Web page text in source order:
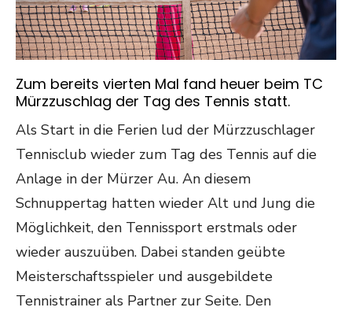
Zum bereits vierten Mal fand heuer beim TC
Mürzzuschlag der Tag des Tennis statt.
Als Start in die Ferien lud der Mürzzuschlager
Tennisclub wieder zum Tag des Tennis auf die
Anlage in der Mürzer Au. An diesem
Schnuppertag hatten wieder Alt und Jung die
Möglichkeit, den Tennissport erstmals oder
wieder auszuüben. Dabei standen geübte
Meisterschaftsspieler und ausgebildete
Tennistrainer als Partner zur Seite. Den